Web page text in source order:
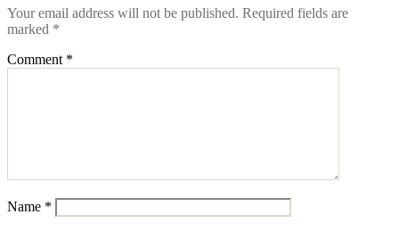
Your email address will not be published. Required fields are
marked *
Comment *
Name *